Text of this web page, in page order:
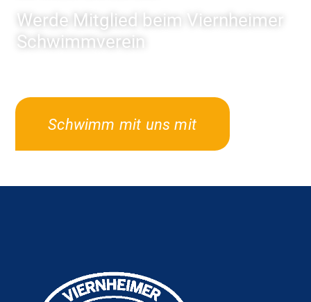
Werde Mitglied beim Viernheimer
Schwimmverein
Schwimm mit uns mit